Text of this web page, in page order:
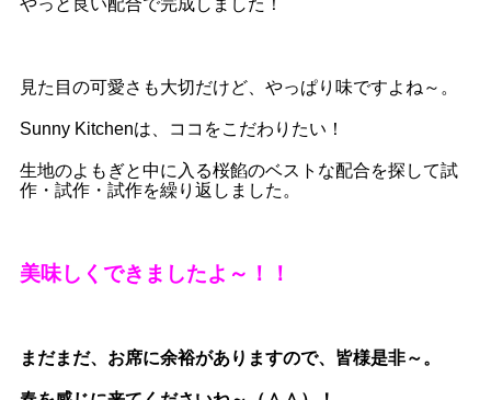
やっと良い配合で完成しました！
見た目の可愛さも大切だけど、やっぱり味ですよね～。
Sunny Kitchenは、ココをこだわりたい！
生地のよもぎと中に入る桜餡のベストな配合を探して試
作・試作・試作を繰り返しました。
美味しくできましたよ～！！
まだまだ、お席に余裕がありますので、皆様是非～。